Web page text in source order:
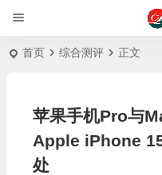
首页 综合测评 正文
苹果手机Pro与
Apple iPhone
处